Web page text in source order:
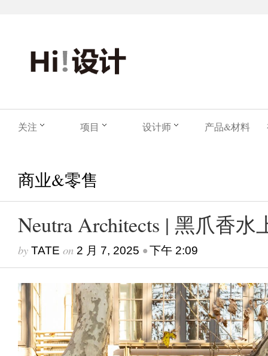
关注 项目 设计师 产品&材料
商业&零售
Neutra Architects | 黑爪香
by TATE on 2 月 7, 2025 •下午 2:09